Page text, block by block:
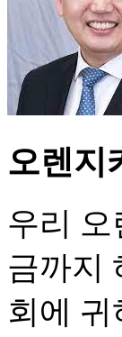
오렌지
우리 오
금까지
회에